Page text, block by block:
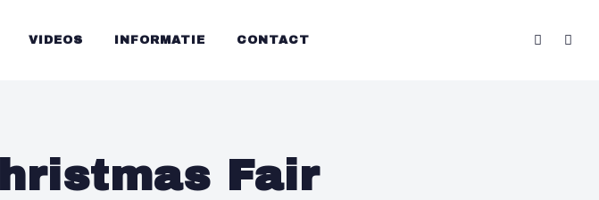
VIDEOS INFORMATIE CONTACT
Fair